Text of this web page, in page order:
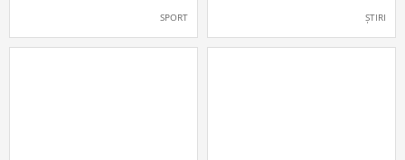
popular în Argentina. Este
plantă tradițională sud-
SPORT
dintre ei călătoresc adesea
cu autobuzul sau tramvaiul
fără a plăti un bilet. Iar în
ȘTIRI